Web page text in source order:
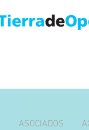
ASOCIADOS